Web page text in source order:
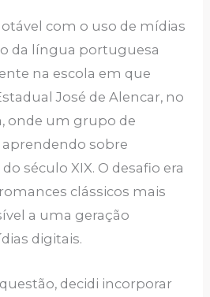
com o uso de mídias
da língua portuguesa
na escola em que
José de Alencar, no
onde um grupo de
sobre
século XIX. O desafio era
clássicos mais
a uma geração
digitais.
decidi incorporar